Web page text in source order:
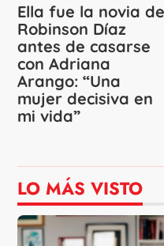
Ella fue la novia de
Robinson Díaz
antes de casarse
con Adriana
Arango: “Una
mujer decisiva en
mi vida”
LO MÁS VISTO